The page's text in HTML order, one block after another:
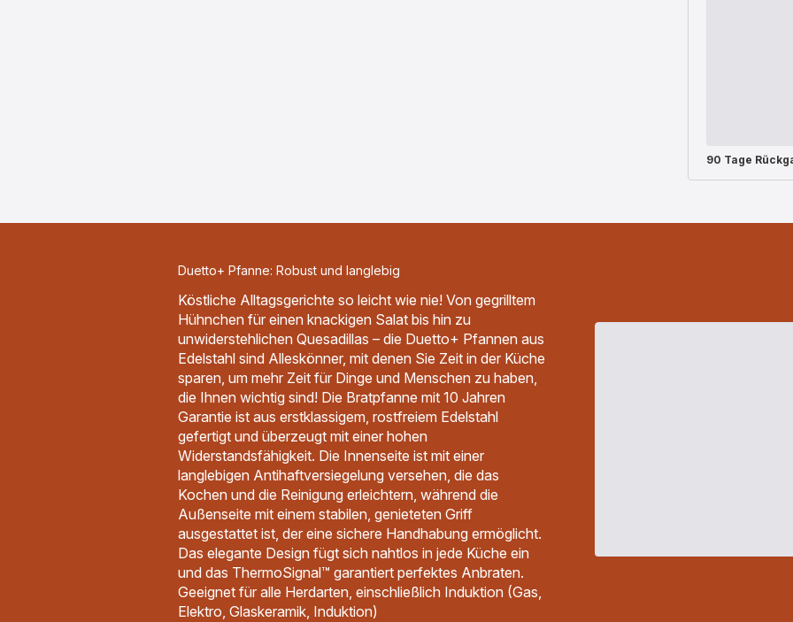
90 Tage
Duetto+ Pfanne: Robust und langlebig
Köstliche Alltagsgerichte so leicht wie nie! Von gegrilltem
Hühnchen für einen knackigen Salat bis hin zu
unwiderstehlichen Quesadillas – die Duetto+ Pfannen aus
Edelstahl sind Alleskönner, mit denen Sie Zeit in der Küche
sparen, um mehr Zeit für Dinge und Menschen zu haben,
die Ihnen wichtig sind! Die Bratpfanne mit 10 Jahren
Garantie ist aus erstklassigem, rostfreiem Edelstahl
gefertigt und überzeugt mit einer hohen
Widerstandsfähigkeit. Die Innenseite ist mit einer
langlebigen Antihaftversiegelung versehen, die das
Kochen und die Reinigung erleichtern, während die
Außenseite mit einem stabilen, genieteten Griff
ausgestattet ist, der eine sichere Handhabung ermöglicht.
Das elegante Design fügt sich nahtlos in jede Küche ein
und das ThermoSignal™ garantiert perfektes Anbraten.
Geeignet für alle Herdarten, einschließlich Induktion (Gas,
Elektro, Glaskeramik, Induktion)